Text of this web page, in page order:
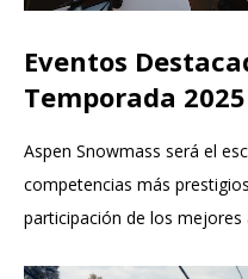
Eventos
Temporada 2025
Aspen Snowmass será el
competencias más
participación de los mejores